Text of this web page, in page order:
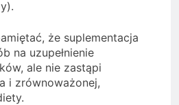
że suplementacja
na uzupełnienie
ale nie zastąpi
i zrównoważonej,